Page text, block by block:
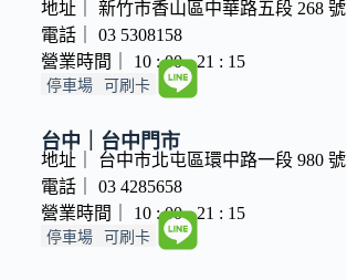
地址｜ 新竹市香山區中華路五段 268 號
電話｜ 03 5308158
營業時間｜ 10 : 00 - 21 : 15
停車場 可刷卡
台中｜台中門市
地址｜ 台中市北屯區環中路一段 980 號
電話｜ 03 4285658
營業時間｜ 10 : 00 - 21 : 15
停車場 可刷卡